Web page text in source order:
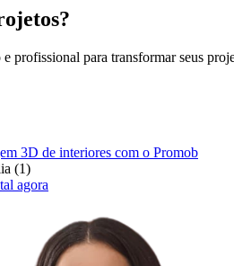
profissional para transformar seus
agora